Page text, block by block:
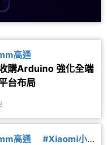
高通
購Arduino 強化全端
台布局
高通
#Xiaomi小